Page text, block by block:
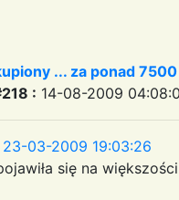
... za ponad 7500
: 14-08-2009
03-2009 19:03:26
się na